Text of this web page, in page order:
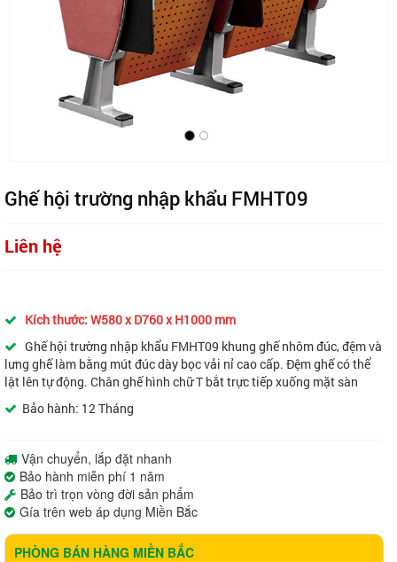
Ghế hội trường nhập khẩu FMHT09
Liên hệ
Kích thước: W580 x D760 x H1000 mm
Ghế hội trường nhập khẩu FMHT09 khung ghế nhôm đúc, đệm và
lưng ghế làm bằng mút đúc dày bọc vải nỉ cao cấp. Đệm ghế có thể
lật lên tự động. Chân ghế hình chữ T bắt trực tiếp xuống mặt sàn
Bảo hành: 12 Tháng
Vận chuyển, lắp đặt nhanh
Bảo hành miễn phí 1 năm
Bảo trì trọn vòng đời sản phẩm
Gía trên web áp dụng Miền Bắc
PHÒNG BÁN HÀNG MIỀN BẮC